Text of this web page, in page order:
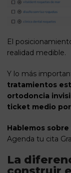
El
realidad medible.
Y lo más
tratamientos
ortodoncia
ticket medio
Hablemos
Agenda tu cita
La